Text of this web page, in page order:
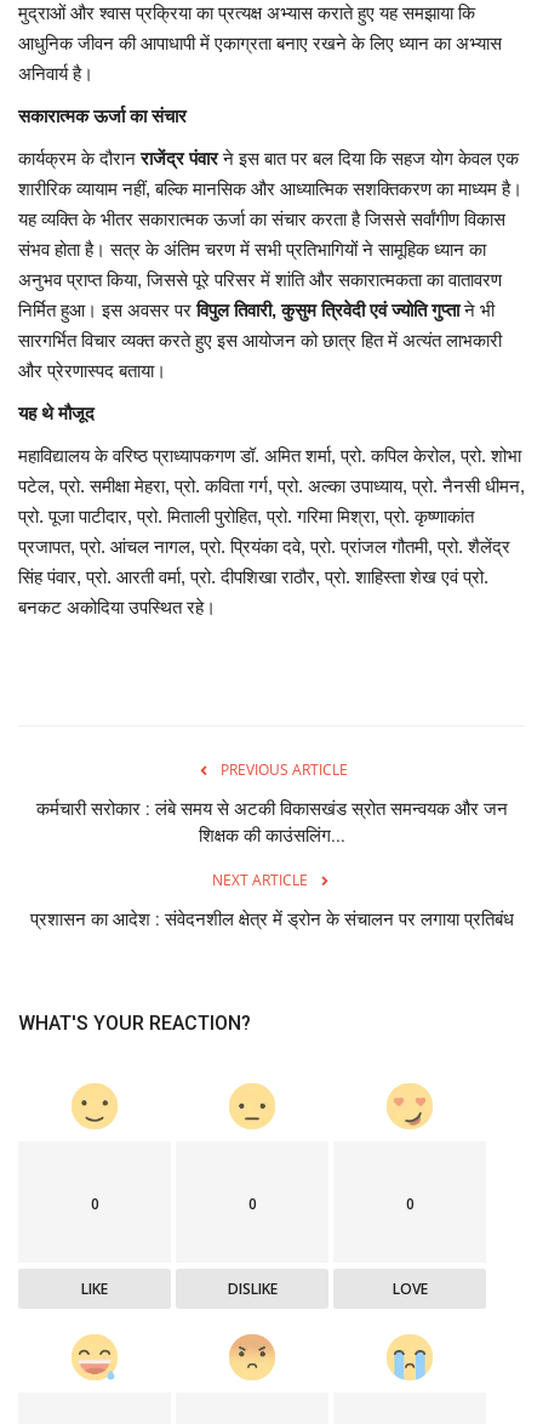
मुद्राओं और श्वास प्रक्रिया का प्रत्यक्ष अभ्यास कराते हुए यह समझाया कि
आधुनिक जीवन की आपाधापी में एकाग्रता बनाए रखने के लिए ध्यान का अभ्यास
अनिवार्य है।
सकारात्मक ऊर्जा का संचार
​कार्यक्रम के दौरानराजेंद्र पंवारने इस बात पर बल दिया कि सहज योग केवल एक
शारीरिक व्यायाम नहीं, बल्कि मानसिक और आध्यात्मिक सशक्तिकरण का माध्यम है।
यह व्यक्ति के भीतर सकारात्मक ऊर्जा का संचार करता है जिससे सर्वांगीण विकास
संभव होता है। सत्र के अंतिम चरण में सभी प्रतिभागियों ने सामूहिक ध्यान का
अनुभव प्राप्त किया, जिससे पूरे परिसर में शांति और सकारात्मकता का वातावरण
निर्मित हुआ। इस अवसर परविपुल तिवारी, कुसुम त्रिवेदी एवं ज्योति गुप्ताने भी
सारगर्भित विचार व्यक्त करते हुए इस आयोजन को छात्र हित में अत्यंत लाभकारी
और प्रेरणास्पद बताया।
यह थे मौजूद
महाविद्यालय के वरिष्ठ प्राध्यापकगण डॉ. अमित शर्मा, प्रो. कपिल केरोल, प्रो. शोभा
पटेल, प्रो. समीक्षा मेहरा, प्रो. कविता गर्ग, प्रो. अल्का उपाध्याय, प्रो. नैनसी धीमन,
प्रो. पूजा पाटीदार, प्रो. मिताली पुरोहित, प्रो. गरिमा मिश्रा, प्रो. कृष्णाकांत
प्रजापत, प्रो. आंचल नागल, प्रो. प्रियंका दवे, प्रो. प्रांजल गौतमी, प्रो. शैलेंद्र
सिंह पंवार, प्रो. आरती वर्मा, प्रो. दीपशिखा राठौर, प्रो. शाहिस्ता शेख एवं प्रो.
बनकट अकोदिया उपस्थित रहे।
PREVIOUS ARTICLE
कर्मचारी सरोकार : लंबे समय से अटकी विकासखंड स्रोत समन्वयक और जन
शिक्षक की काउंसलिंग...
NEXT ARTICLE
प्रशासन का आदेश : संवेदनशील क्षेत्र में ड्रोन के संचालन पर लगाया प्रतिबंध
WHAT'S YOUR REACTION?
0
LIKE
0
DISLIKE
0
LOVE